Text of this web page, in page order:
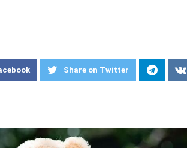
Share on Twitter